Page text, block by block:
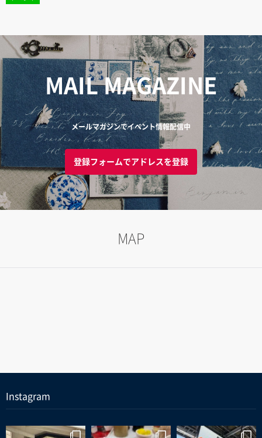
MAIL MAGAZINE
メールマガジンでイベント情報配信中
登録フォームでアドレスを登録
MAP
Instagram